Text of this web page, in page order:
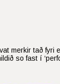
merkir tað
so fast í